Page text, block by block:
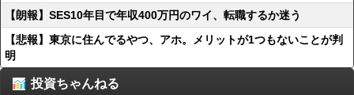
【朗報】SES10年目で年収400万円のワイ、転職するか迷う
【悲報】東京に住んでるやつ、アホ。メリットが1つもないことが判
明
投資ちゃんねる